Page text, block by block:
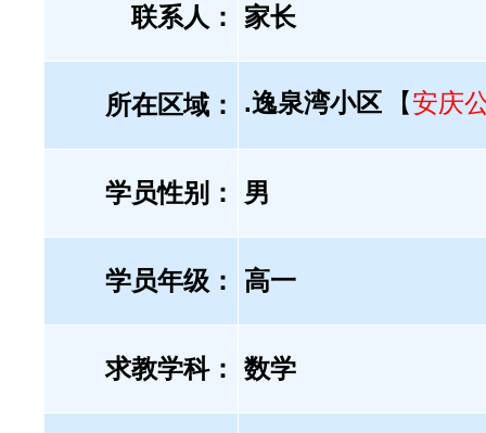
联系人： 家长
所在区域： .逸泉湾小区 【安庆
学员性别： 男
学员年级： 高一
求教学科： 数学